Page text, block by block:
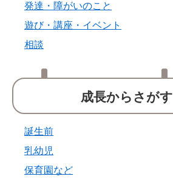
発達・障がいのこと
遊び・講座・イベント
相談
成長からさがす
誕生前
乳幼児
保育園など